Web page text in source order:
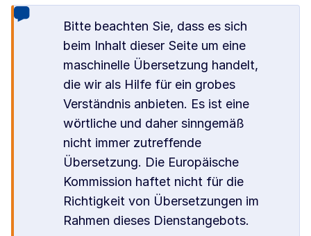
Bitte beachten Sie, dass es sich
beim Inhalt dieser Seite um eine
maschinelle Übersetzung handelt,
die wir als Hilfe für ein grobes
Verständnis anbieten. Es ist eine
wörtliche und daher sinngemäß
nicht immer zutreffende
Übersetzung. Die Europäische
Kommission haftet nicht für die
Richtigkeit von Übersetzungen im
Rahmen dieses Dienstangebots.